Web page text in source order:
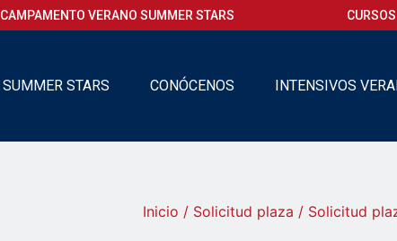
CAMPAMENTO VERANO SUMMER STARS
SUMMER STARS CONÓCENOS INTENSIVOS
Inicio / Solicitud plaza / Solicitud